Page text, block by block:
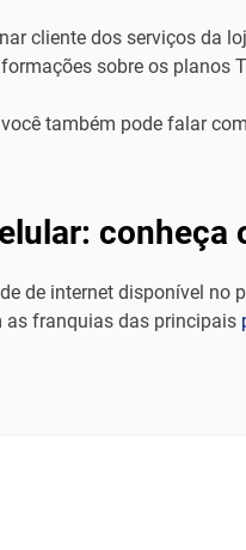
cliente dos serviços da
sobre os planos
você também pode falar
conheça
de internet disponível no
as franquias das principais